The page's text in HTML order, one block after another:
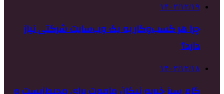
۱۴۰۲/۱۲/۱۹
چرا هر کسب‌وکار به یک وب‌سایت شرکتی نیاز
دارد؟
۱۴۰۲/۱۲/۱۸